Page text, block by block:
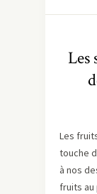
Les
Les
touche
à nos
fruits au